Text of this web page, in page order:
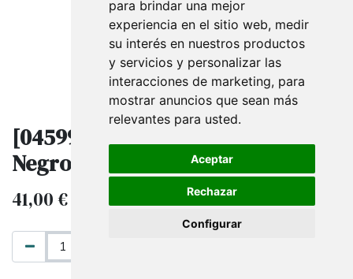
para brindar una mejor
experiencia en el sitio web, medir
su interés en nuestros productos
y servicios y personalizar las
interacciones de marketing, para
mostrar anuncios que sean más
relevantes para usted.
Aceptar
Rechazar
Configurar
[045997] Paneles de Aluminio
Negros 16X300
41,00€ IVA excluido